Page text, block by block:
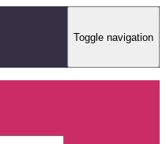
Toggle navigation